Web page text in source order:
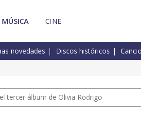
MÚSICA CINE
novedades Discos históricos
tercer álbum de Olivia Rodrigo